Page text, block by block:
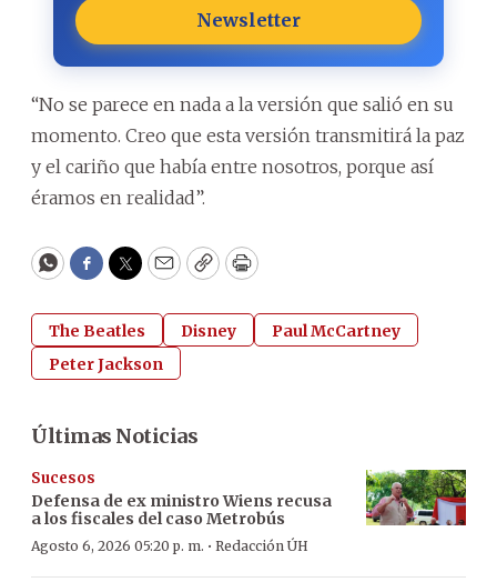
Newsletter
“No se parece en nada a la versión que salió en su
momento. Creo que esta versión transmitirá la paz
y el cariño que había entre nosotros, porque así
éramos en realidad”.
WhatsApp
Facebook
Twitter
EmailCopyPrint
The Beatles Disney
Paul McCartney
Peter Jackson
Últimas Noticias
Sucesos
Defensa de ex ministro Wiens recusa
a los fiscales del caso Metrobús
Agosto 6, 2026 05:20 p. m. · Redacción ÚH